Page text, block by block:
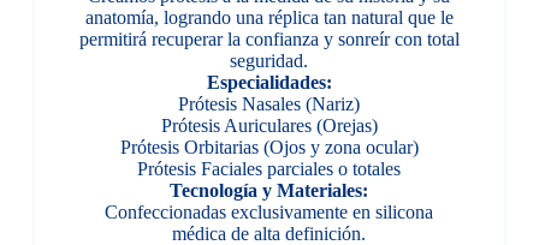
anatomía, logrando una réplica tan natural que le
permitirá recuperar la confianza y sonreír con total
seguridad.
Especialidades:
Prótesis Nasales (Nariz)
Prótesis Auriculares (Orejas)
Prótesis Orbitarias (Ojos y zona ocular)
Prótesis Faciales parciales o totales
Tecnología y Materiales:
Confeccionadas exclusivamente en silicona
médica de alta definición.